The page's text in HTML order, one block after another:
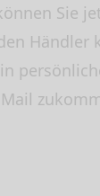
Sie
Händler